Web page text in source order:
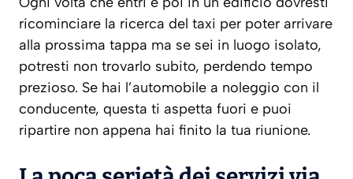
ricominciare la ricerca del taxi per poter arrivare
alla prossima tappa ma se sei in luogo isolato,
potresti non trovarlo subito, perdendo tempo
prezioso. Se hai l’automobile a noleggio con il
conducente, questa ti aspetta fuori e puoi
ripartire non appena hai finito la tua riunione.